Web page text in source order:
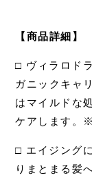
【商品詳細】
□ ヴィラロド
ガニックキャ
はマイルドな
ケアします。
□ エイジング
りまとまる髪